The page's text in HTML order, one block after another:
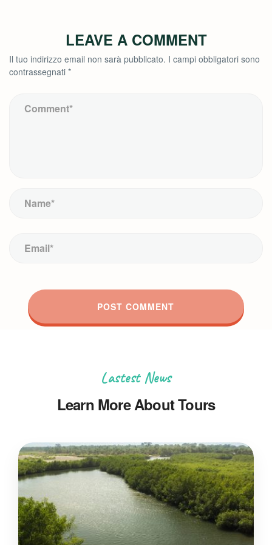
LEAVE A COMMENT
Il tuo indirizzo email non sarà pubblicato. I campi obbligatori sono
contrassegnati *
Lastest News
Learn More About Tours